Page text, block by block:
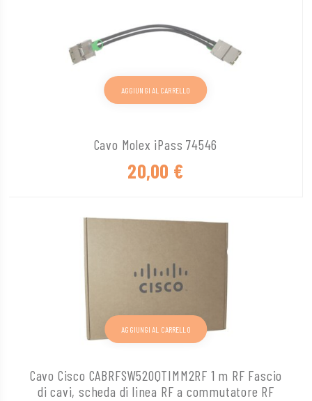
Cavo Molex iPass 74546
20,00 €
AGGIUNGI AL CARRELLO
Cavo Cisco CABRFSW520QTIMM2RF 1 m RF Fascio
di cavi, scheda di linea RF a commutatore RF
AGGIUNGI AL CARRELLO